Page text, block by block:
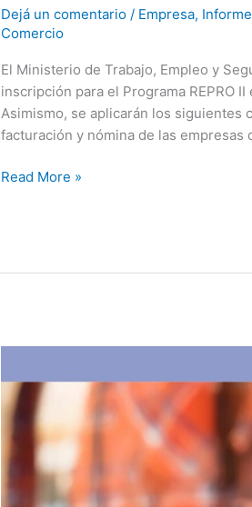
Dejá un comentario / Empresa,
Comercio
El Ministerio de Trabajo, Empleo y
inscripción para el Programa REPRO
Asimismo, se aplicarán los siguientes
facturación y nómina de las
Read More »
12:
el
Gobierno
extendió
el
programa